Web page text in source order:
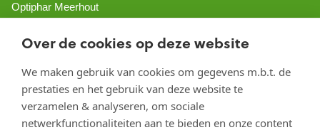
Over de cookies op deze website
We maken gebruik van cookies om gegevens m.b.t. de
prestaties en het gebruik van deze website te
verzamelen & analyseren, om sociale
netwerkfunctionaliteiten aan te bieden en onze content
Optiphar Meerhout
Optiphar Turnhout